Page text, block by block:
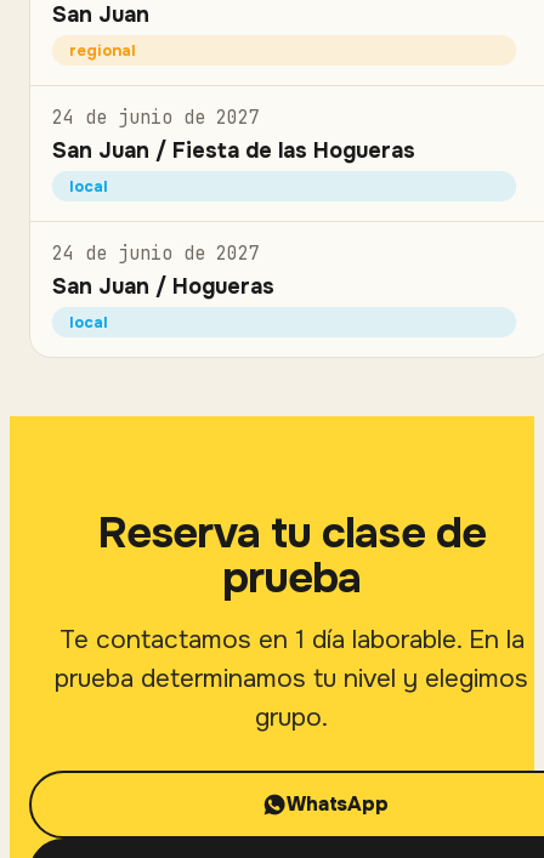
San Juan
regional
24 de junio de 2027
San Juan / Fiesta de las Hogueras
local
24 de junio de 2027
San Juan / Hogueras
local
Reserva tu clase de
prueba
Te contactamos en 1 día laborable. En la
prueba determinamos tu nivel y elegimos
grupo.
WhatsApp